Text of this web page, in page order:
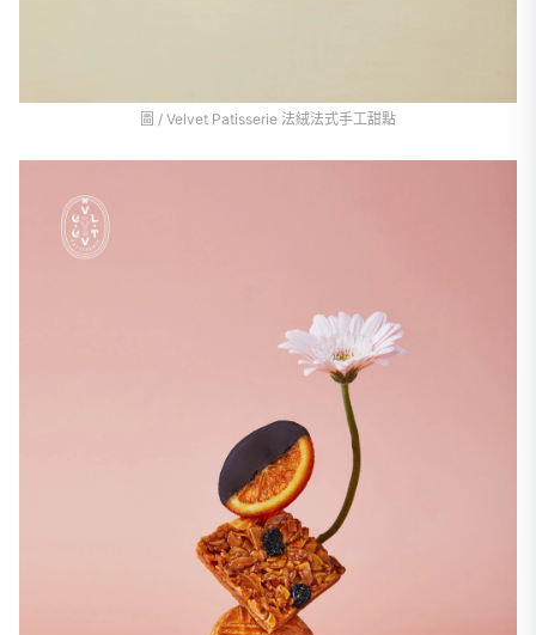
圖 / Velvet Patisserie 法絨法式手工甜點